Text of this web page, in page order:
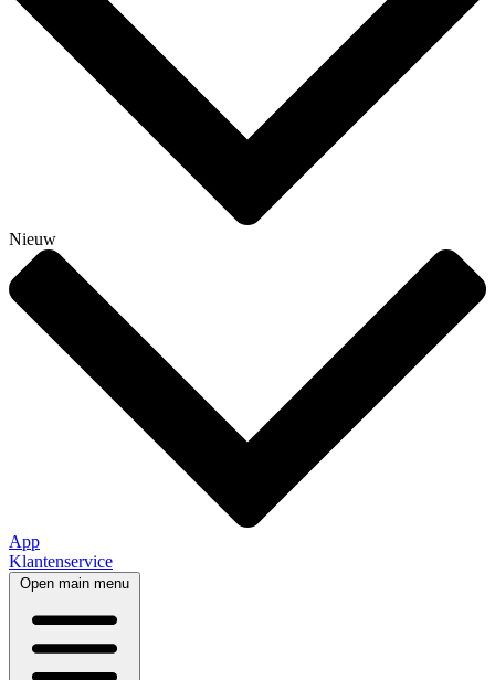
Nieuw
App
Klantenservice
Open main menu